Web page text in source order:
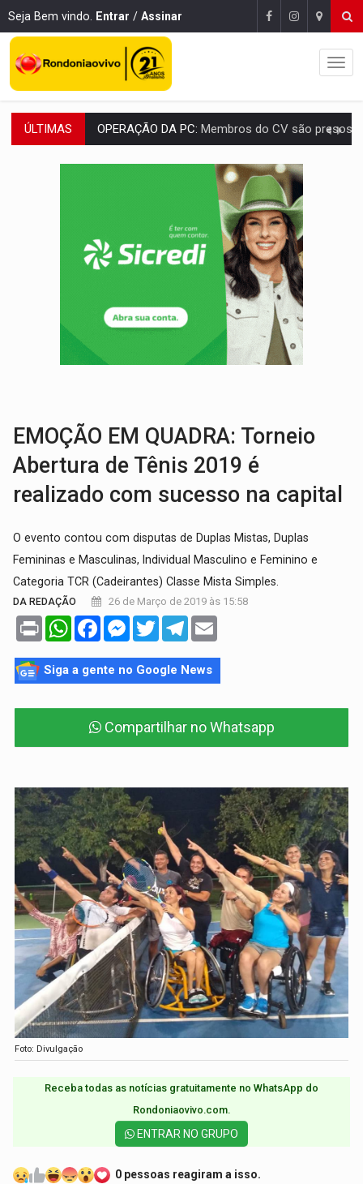
Seja Bem vindo. Entrar / Assinar
ÚLTIMAS OPERAÇÃO DA PC: Membros do CV são presos com armas e drogas
ENTRADA GRATUITA:Espetáculo As Marias Somos Nós será
Três são presos após furto de motocicleta em frente
CELEBRAÇÃO:Cerejeiras completa 43 anos de emancipação com
SAÚDE:Anvisa desmente boato sobre presença de plástico ou
Pitbulls fogem de residência e atacam casal de idosos
AÇÃO CONJUNTA: Forças policiais apreendem cerca de 1kg de
PF ESTÁ APURANDO: Flávio Bolsonaro escolhe Alfredo Gaspar como vice, alvo de
EMOÇÃO EM QUADRA: Torneio
Abertura de Tênis 2019 é
realizado com sucesso na capital
O evento contou com disputas de Duplas Mistas, Duplas
Femininas e Masculinas, Individual Masculino e Feminino e
Categoria TCR (Cadeirantes) Classe Mista Simples.
DA REDAÇÃO 26 de Março de 2019 às 15:58
Print WhatsAppFacebookMessenger
TwitterTelegram
Siga a gente no Google News
Compartilhar no Whatsapp
Foto: Divulgação
Receba todas as notícias gratuitamente no WhatsApp do
Rondoniaovivo.com.​
ENTRAR NO GRUPO
0 pessoas reagiram a isso.